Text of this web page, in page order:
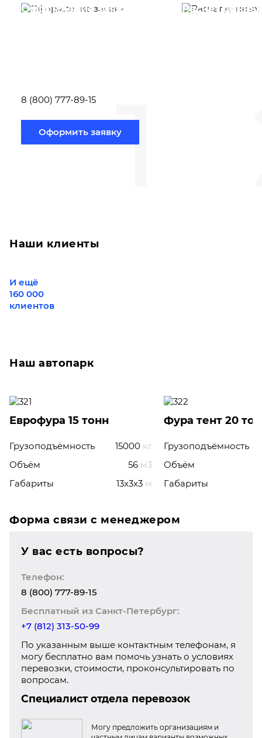
1
Оформление заявки
8 (800) 777-89-15
Оформить заявку
Расчет
Наши клиенты
И ещё
160 000
клиентов
Наш автопарк
Еврофура 15 тонн
Грузоподъёмность 15000 кг
Объём
56 м3
Габариты
13x3x3 м
Фура тент 20
Грузоподъёмность
Объём
Габариты
Форма связи с менеджером
У вас есть вопросы?
Телефон:
8 (800) 777-89-15
Бесплатный из Санкт-Петербург:
+7 (812) 313-50-99
По указанным выше контактным телефонам, я
могу бесплатно вам помочь узнать о условиях
перевозки, стоимости, проконсультировать по
вопросам.
Специалист отдела перевозок
Могу предложить организациям и